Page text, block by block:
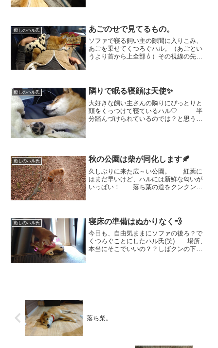
癒しのハル氏 あごのせで見てるもの。
ソファで寝る飼い主の隙間に入りこみ、
あごを乗せてくつろぐハル。（あごとい
うより首から上全部💧）その視線の先に
に見ているハル。今朝のお...
癒しのハル氏 隣りで眠る寝顔は天使✨
大好きな飼い主さんの隣りにぴっとりと
頭をくっつけて寝ているハル♡ 半
分踏んづけられているのでは？と思うほ
癒しのハル氏 秋の公園は柴が同化します🍂
久しぶりに来た広～い公園。 紅葉に
はまだ早いけど、ハルには新鮮な匂いが
いっぱい！ 落ち葉の道をクンクンク
た💧 最後にやっと、公...
癒しのハル氏 寝床の準備はぬかりなく💨
今日も、自由気ままにソファの後ろ？で
くつろぐことにしたハル氏(笑) 場所、
本当にそこでいいの？？しばクンの下に
落ち柴。